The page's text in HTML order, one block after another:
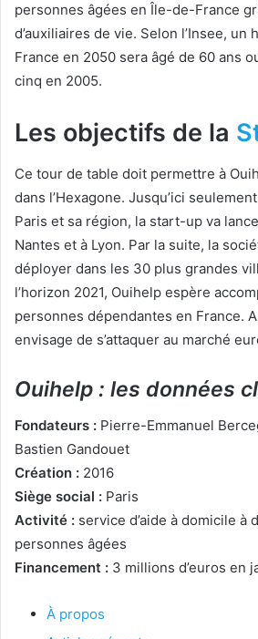
personnes âgées en Île-de-France
d’auxiliaires de vie. Selon l’Insee, un
France en 2050 sera âgé de 60 ans
cinq en 2005.
Les objectifs de la
Ce tour de table doit permettre à
dans l’Hexagone. Jusqu’ici
Paris et sa région, la start-up va
Nantes et à Lyon. Par la suite, la
déployer dans les 30 plus grandes
l’horizon 2021, Ouihelp espère
personnes dépendantes en France.
envisage de s’attaquer au marché
Ouihelp : les données
Fondateurs : Pierre-Emmanuel
Bastien Gandouet
Création : 2016
Siège social : Paris
Activité : service d’aide à domicile à
personnes âgées
Financement : 3 millions d’euros en
À propos